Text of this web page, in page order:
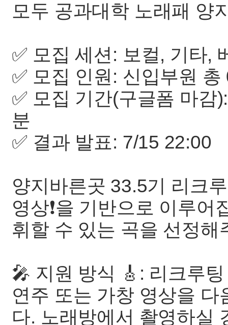
모두 공과대학 노래패 양
✅ 모집 세션: 보컬, 기타,
✅ 모집 인원: 신입부원 총
✅ 모집 기간(구글폼 마
분
✅ 결과 발표: 7/15 22:00
양지바른곳 33.5기 리크
영상❗을 기반으로 이루
휘할 수 있는 곡을 선정해
🎤 지원 방식 🎸: 리크루
연주 또는 가창 영상을
다. 노래방에서 촬영하실